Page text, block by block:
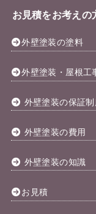
お見積をお考えの
外壁塗装の塗料
外壁塗装・屋根工
外壁塗装の保証
外壁塗装の費用
外壁塗装の知識
お見積